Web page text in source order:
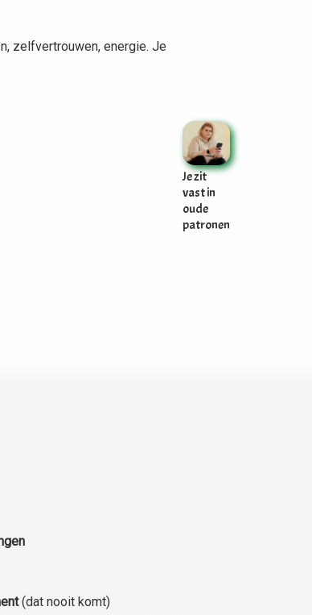
Je zit
vast in
oude
patronen
zelfvertrouwen, energie. Je
(dat nooit komt)